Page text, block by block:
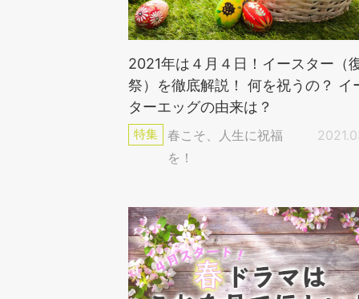
2021年は４月４日！イースター（
祭）を徹底解説！ 何を祝うの？ イ
ターエッグの由来は？
特集
春こそ、人生に祝福
を！